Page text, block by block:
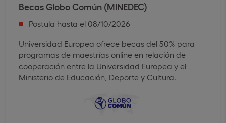
Becas Globo Común (MINEDEC)
Postula hasta el 08/10/2026
Universidad Europea ofrece becas del 50% para
programas de maestrías online en relación de
cooperación entre la Universidad Europea y el
Ministerio de Educación, Deporte y Cultura.